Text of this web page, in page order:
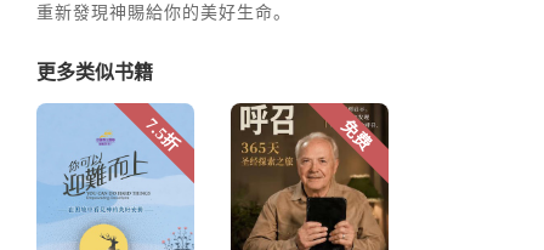
重新發現神賜給你的美好生命。
更多类似书籍